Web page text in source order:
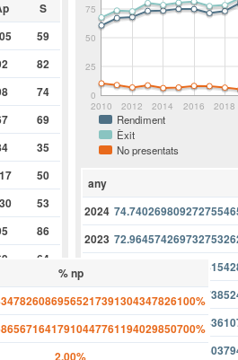
2010 2012 2014 2016 2018
0
25
50
75
Rendiment
Èxit
No presentats
any
2024
2023
2021
2020
S
59
82
74
69
35
50
53
86
64
47
7
16
% np
2.00%